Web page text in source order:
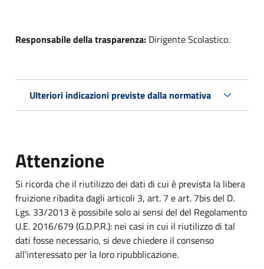
Responsabile della trasparenza:Dirigente Scolastico.
Ulteriori indicazioni previste dalla normativa
Attenzione
Si ricorda che il riutilizzo dei dati di cui è prevista la libera
fruizione ribadita dagli articoli 3, art. 7 e art. 7bis del D.
Lgs. 33/2013 è possibile solo ai sensi del del Regolamento
U.E. 2016/679 (G.D.P.R.): nei casi in cui il riutilizzo di tal
dati fosse necessario, si deve chiedere il consenso
all'interessato per la loro ripubblicazione.